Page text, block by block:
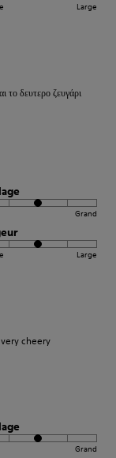
Large
το δευτερο ζευγάρι
Grand
Large
cheery
Grand